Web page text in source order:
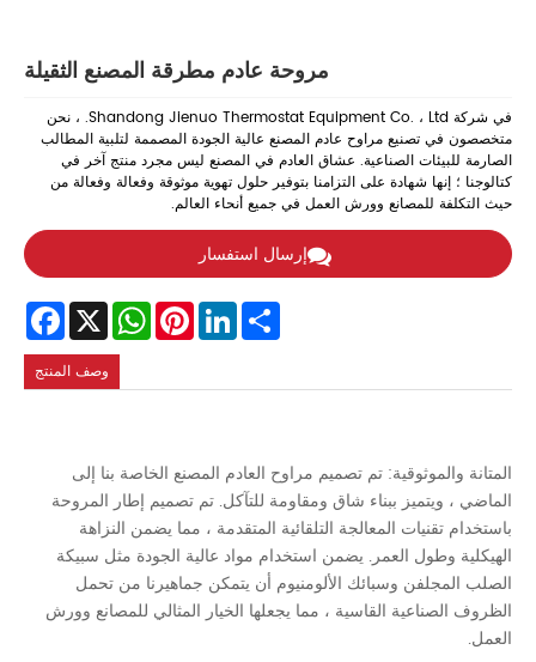
مروحة عادم مطرقة المصنع الثقيلة
في شركة Shandong Jienuo Thermostat Equipment Co. ، Ltd. ، نحن
متخصصون في تصنيع مراوح عادم المصنع عالية الجودة المصممة لتلبية المطالب
الصارمة للبيئات الصناعية. عشاق العادم في المصنع ليس مجرد منتج آخر في
كتالوجنا ؛ إنها شهادة على التزامنا بتوفير حلول تهوية موثوقة وفعالة وفعالة من
حيث التكلفة للمصانع وورش العمل في جميع أنحاء العالم.
إرسال استفسار
X
WhatsAppPinterestLinkedIn Share
وصف المنتج
المتانة والموثوقية: تم تصميم مراوح العادم المصنع الخاصة بنا إلى
الماضي ، ويتميز ببناء شاق ومقاومة للتآكل. تم تصميم إطار المروحة
باستخدام تقنيات المعالجة التلقائية المتقدمة ، مما يضمن النزاهة
الهيكلية وطول العمر. يضمن استخدام مواد عالية الجودة مثل سبيكة
الصلب المجلفن وسبائك الألومنيوم أن يتمكن جماهيرنا من تحمل
الظروف الصناعية القاسية ، مما يجعلها الخيار المثالي للمصانع وورش
العمل.